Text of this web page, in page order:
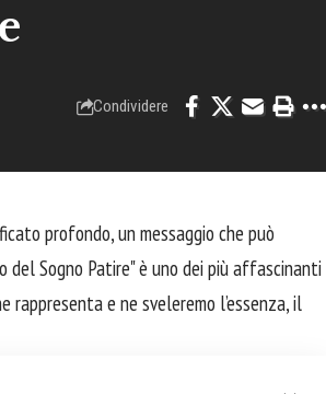
Condividere
profondo, un messaggio che può
del Sogno Patire" è uno dei più affascinanti
rappresenta e ne sveleremo l’essenza, il